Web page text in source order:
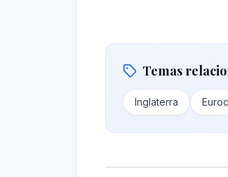
Temas
Inglaterra